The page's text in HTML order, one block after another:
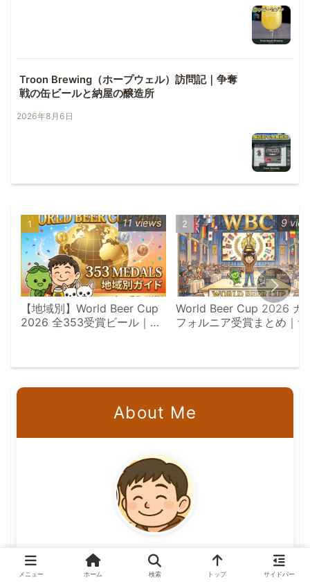
Troon Brewing（ホープウェル）訪問記｜争奪
戦の缶ビールと納屋の醸造所
2026年8月6日
【地域別】World Beer Cup
2026 全353受賞ビール｜日
11 views
World Beer Cup 2026 カ
フォルニア受賞まとめ｜
9
About Me
りほ
メニュー ホーム 検索 トップ サイドバー